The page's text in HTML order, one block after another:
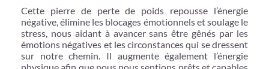
Cette pierre de perte de poids repousse l’énergie
négative, élimine les blocages émotionnels et soulage le
stress, nous aidant à avancer sans être gênés par les
émotions négatives et les circonstances qui se dressent
sur notre chemin. Il augmente également l’énergie